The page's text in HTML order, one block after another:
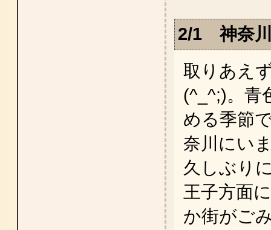
2/1 神奈
取りあえ
(^_^;)。青
める季節
奈川にい
久しぶり
王子方面
か街がご